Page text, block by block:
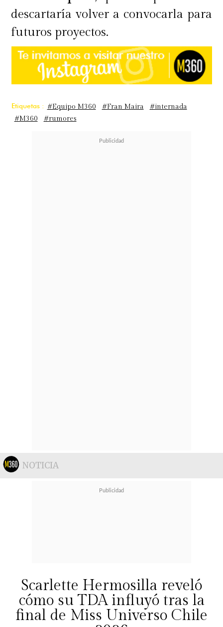
descartaría volver a convocarla para
futuros proyectos.
Etiquetas : #Equipo M360 #Fran Maira
#internada
#M360
#rumores
NOTICIA
Scarlette Hermosilla reveló
cómo su TDA influyó tras la
final de Miss Universo Chile